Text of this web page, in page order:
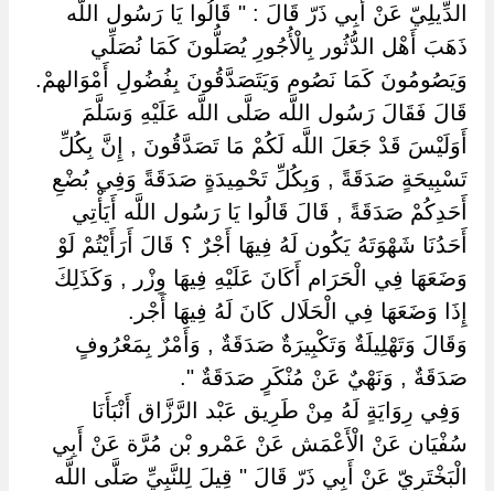
الدِّيلِيّ عَنْ أَبِي ذَرّ قَالَ : " قَالُوا يَا رَسُول اللَّه
ذَهَبَ أَهْل الدُّثُور بِالْأُجُورِ يُصَلُّونَ كَمَا نُصَلِّي
وَيَصُومُونَ كَمَا نَصُوم وَيَتَصَدَّقُونَ بِفُضُولِ أَمْوَالهمْ.
قَالَ فَقَالَ رَسُول اللَّه صَلَّى اللَّه عَلَيْهِ وَسَلَّمَ
أَوَلَيْسَ قَدْ جَعَلَ اللَّه لَكُمْ مَا تَصَدَّقُونَ , إِنَّ بِكُلِّ
تَسْبِيحَةٍ صَدَقَةً , وَبِكُلِّ تَحْمِيدَةٍ صَدَقَةً وَفِي بُضْعِ
أَحَدِكُمْ صَدَقَةً , قَالَ قَالُوا يَا رَسُول اللَّه أَيَأْتِي
أَحَدُنَا شَهْوَتَهُ يَكُون لَهُ فِيهَا أَجْرٌ ؟ قَالَ أَرَأَيْتُمْ لَوْ
وَضَعَهَا فِي الْحَرَام أَكَانَ عَلَيْهِ فِيهَا وِزْر , وَكَذَلِكَ
إِذَا وَضَعَهَا فِي الْحَلَال كَانَ لَهُ فِيهَا أَجْر.
وَقَالَ وَتَهْلِيلَةٌ وَتَكْبِيرَةٌ صَدَقَةٌ , وَأَمْرٌ بِمَعْرُوفٍ
صَدَقَةٌ , وَنَهْيٌ عَنْ مُنْكَرٍ صَدَقَةٌ ".
‏ ‏وَفِي رِوَايَةٍ لَهُ مِنْ طَرِيق عَبْد الرَّزَّاق أَنْبَأَنَا
سُفْيَان عَنْ الْأَعْمَش عَنْ عَمْرو بْن مُرَّة عَنْ أَبِي
الْبَخْتَرِيّ عَنْ أَبِي ذَرّ قَالَ " قِيلَ لِلنَّبِيِّ صَلَّى اللَّه